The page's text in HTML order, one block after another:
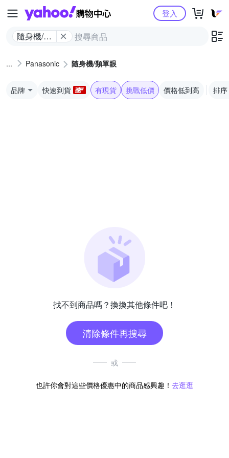
Yahoo購物中心
隨身機/類
登入
Panasonic 隨身機/類單眼
品牌 快速到貨 有現貨 挑戰低價 價格低到高 排序
找不到商品嗎？換換其他條件吧！
清除條件再搜尋
或
也許你會對這些價格優惠中的商品感興趣！ 去逛逛